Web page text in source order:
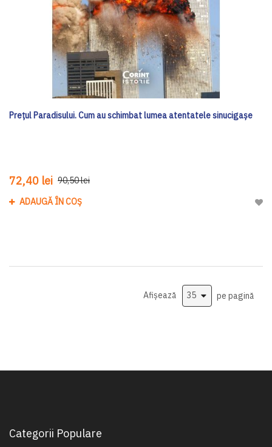
Prețul Paradisului. Cum au schimbat lumea atentatele sinucigașe
72,40 lei 90,50 lei
ADAUGĂ ÎN COȘ
Afișează pe pagină
Categorii Populare